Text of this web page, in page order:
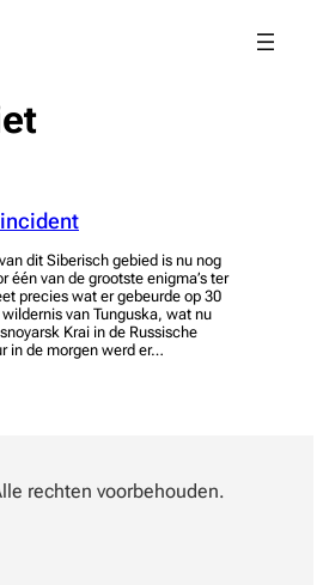
dit Siberisch gebied is nu nog
één van de grootste enigma’s ter
precies wat er gebeurde op 30
van Tunguska, wat nu
Krai in de Russische
in de morgen werd er…
rechten voorbehouden.